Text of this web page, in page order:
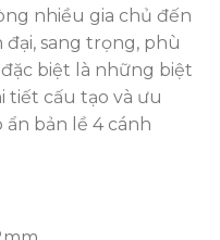
nhiều gia chủ đến
sang trọng, phù
biệt là những biệt
tiết cấu tạo và ưu
ẩn bản lề 4 cánh